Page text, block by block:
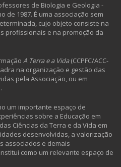
de Biologia e Geologia -
de 1987. É uma associação sem
cujo objeto consiste na
profissionais e na promoção da
A Terra e a Vida(CCPFC/ACC-
na organização e gestão das
pela Associação, ou em
um importante espaço de
sobre a Educação em
Ciências da Terra e da Vida em
desenvolvidas, a valorização
associados e demais
como um relevante espaço de